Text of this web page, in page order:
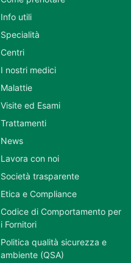
Info utili
Specialità
Centri
I nostri medici
Malattie
Visite ed Esami
Trattamenti
News
Lavora con noi
Società trasparente
Etica e Compliance
Codice di Comportamento per
i Fornitori
Politica qualità sicurezza e
ambiente (QSA)